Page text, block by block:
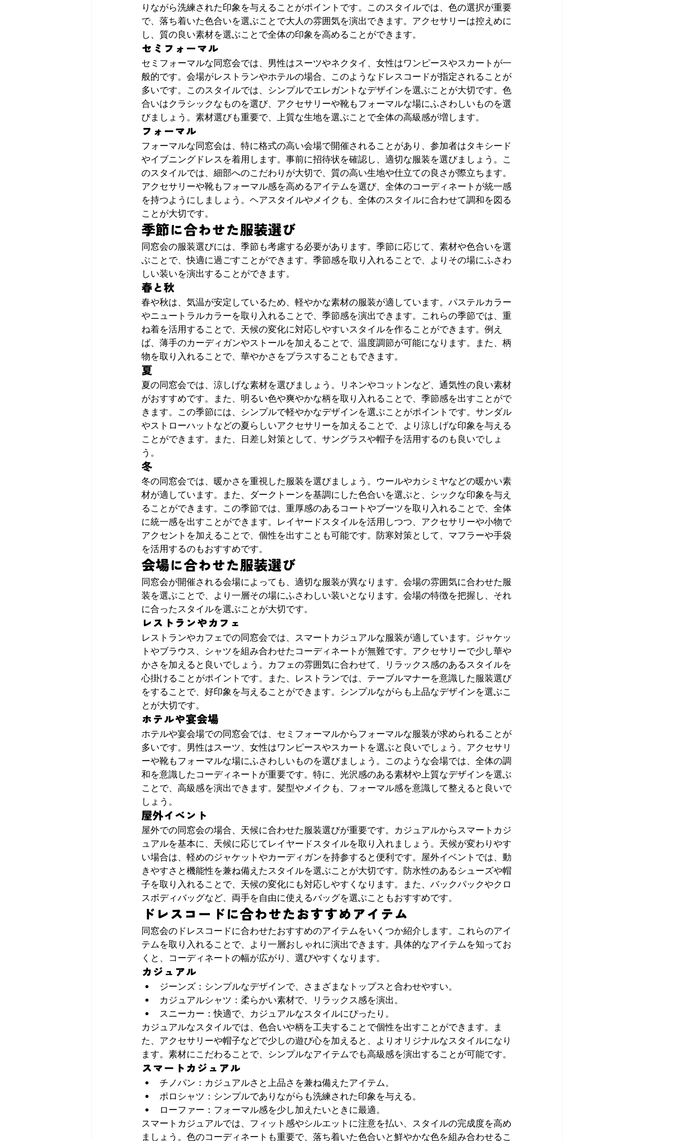
りながら洗練された印象を与えることがポイントです。このスタイルでは、色の選択が重要
で、落ち着いた色合いを選ぶことで大人の雰囲気を演出できます。アクセサリーは控えめに
し、質の良い素材を選ぶことで全体の印象を高めることができます。
セミフォーマル
セミフォーマルな同窓会では、男性はスーツやネクタイ、女性はワンピースやスカートが一
般的です。会場がレストランやホテルの場合、このようなドレスコードが指定されることが
多いです。このスタイルでは、シンプルでエレガントなデザインを選ぶことが大切です。色
合いはクラシックなものを選び、アクセサリーや靴もフォーマルな場にふさわしいものを選
びましょう。素材選びも重要で、上質な生地を選ぶことで全体の高級感が増します。
フォーマル
フォーマルな同窓会は、特に格式の高い会場で開催されることがあり、参加者はタキシード
やイブニングドレスを着用します。事前に招待状を確認し、適切な服装を選びましょう。こ
のスタイルでは、細部へのこだわりが大切で、質の高い生地や仕立ての良さが際立ちます。
アクセサリーや靴もフォーマル感を高めるアイテムを選び、全体のコーディネートが統一感
を持つようにしましょう。ヘアスタイルやメイクも、全体のスタイルに合わせて調和を図る
ことが大切です。
季節に合わせた服装選び
同窓会の服装選びには、季節も考慮する必要があります。季節に応じて、素材や色合いを選
ぶことで、快適に過ごすことができます。季節感を取り入れることで、よりその場にふさわ
しい装いを演出することができます。
春と秋
春や秋は、気温が安定しているため、軽やかな素材の服装が適しています。パステルカラー
やニュートラルカラーを取り入れることで、季節感を演出できます。これらの季節では、重
ね着を活用することで、天候の変化に対応しやすいスタイルを作ることができます。例え
ば、薄手のカーディガンやストールを加えることで、温度調節が可能になります。また、柄
物を取り入れることで、華やかさをプラスすることもできます。
夏
夏の同窓会では、涼しげな素材を選びましょう。リネンやコットンなど、通気性の良い素材
がおすすめです。また、明るい色や爽やかな柄を取り入れることで、季節感を出すことがで
きます。この季節には、シンプルで軽やかなデザインを選ぶことがポイントです。サンダル
やストローハットなどの夏らしいアクセサリーを加えることで、より涼しげな印象を与える
ことができます。また、日差し対策として、サングラスや帽子を活用するのも良いでしょ
う。
冬
冬の同窓会では、暖かさを重視した服装を選びましょう。ウールやカシミヤなどの暖かい素
材が適しています。また、ダークトーンを基調にした色合いを選ぶと、シックな印象を与え
ることができます。この季節では、重厚感のあるコートやブーツを取り入れることで、全体
に統一感を出すことができます。レイヤードスタイルを活用しつつ、アクセサリーや小物で
アクセントを加えることで、個性を出すことも可能です。防寒対策として、マフラーや手袋
を活用するのもおすすめです。
会場に合わせた服装選び
同窓会が開催される会場によっても、適切な服装が異なります。会場の雰囲気に合わせた服
装を選ぶことで、より一層その場にふさわしい装いとなります。会場の特徴を把握し、それ
に合ったスタイルを選ぶことが大切です。
レストランやカフェ
レストランやカフェでの同窓会では、スマートカジュアルな服装が適しています。ジャケッ
トやブラウス、シャツを組み合わせたコーディネートが無難です。アクセサリーで少し華や
かさを加えると良いでしょう。カフェの雰囲気に合わせて、リラックス感のあるスタイルを
心掛けることがポイントです。また、レストランでは、テーブルマナーを意識した服装選び
をすることで、好印象を与えることができます。シンプルながらも上品なデザインを選ぶこ
とが大切です。
ホテルや宴会場
ホテルや宴会場での同窓会では、セミフォーマルからフォーマルな服装が求められることが
多いです。男性はスーツ、女性はワンピースやスカートを選ぶと良いでしょう。アクセサリ
ーや靴もフォーマルな場にふさわしいものを選びましょう。このような会場では、全体の調
和を意識したコーディネートが重要です。特に、光沢感のある素材や上質なデザインを選ぶ
ことで、高級感を演出できます。髪型やメイクも、フォーマル感を意識して整えると良いで
しょう。
屋外イベント
屋外での同窓会の場合、天候に合わせた服装選びが重要です。カジュアルからスマートカジ
ュアルを基本に、天候に応じてレイヤードスタイルを取り入れましょう。天候が変わりやす
い場合は、軽めのジャケットやカーディガンを持参すると便利です。屋外イベントでは、動
きやすさと機能性を兼ね備えたスタイルを選ぶことが大切です。防水性のあるシューズや帽
子を取り入れることで、天候の変化にも対応しやすくなります。また、バックパックやクロ
スボディバッグなど、両手を自由に使えるバッグを選ぶこともおすすめです。
ドレスコードに合わせたおすすめアイテム
同窓会のドレスコードに合わせたおすすめのアイテムをいくつか紹介します。これらのアイ
テムを取り入れることで、より一層おしゃれに演出できます。具体的なアイテムを知ってお
くと、コーディネートの幅が広がり、選びやすくなります。
カジュアル
ジーンズ：シンプルなデザインで、さまざまなトップスと合わせやすい。
カジュアルシャツ：柔らかい素材で、リラックス感を演出。
スニーカー：快適で、カジュアルなスタイルにぴったり。
カジュアルなスタイルでは、色合いや柄を工夫することで個性を出すことができます。ま
た、アクセサリーや帽子などで少しの遊び心を加えると、よりオリジナルなスタイルになり
ます。素材にこだわることで、シンプルなアイテムでも高級感を演出することが可能です。
スマートカジュアル
チノパン：カジュアルさと上品さを兼ね備えたアイテム。
ポロシャツ：シンプルでありながらも洗練された印象を与える。
ローファー：フォーマル感を少し加えたいときに最適。
スマートカジュアルでは、フィット感やシルエットに注意を払い、スタイルの完成度を高め
ましょう。色のコーディネートも重要で、落ち着いた色合いと鮮やかな色を組み合わせるこ